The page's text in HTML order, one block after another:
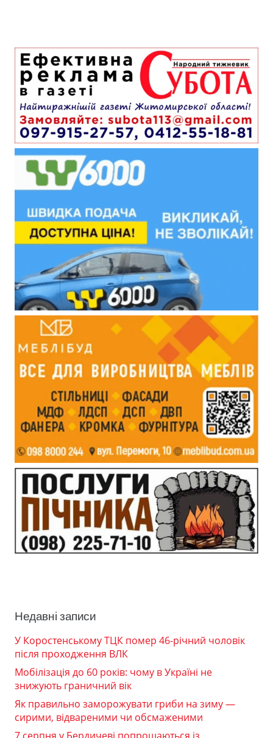
Недавні записи
У Коростенському ТЦК помер 46-річний чоловік
після проходження ВЛК
Мобілізація до 60 років: чому в Україні не
знижують граничний вік
Як правильно заморожувати гриби на зиму —
сирими, відвареними чи обсмаженими